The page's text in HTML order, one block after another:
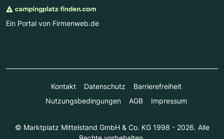
Ein Portal von Firmenweb.de
Kontakt Datenschutz
Barrierefreiheit
Nutzungsbedingungen
AGB Impressum
© Marktplatz Mittelstand GmbH & Co. KG 1998 - 2026. Alle